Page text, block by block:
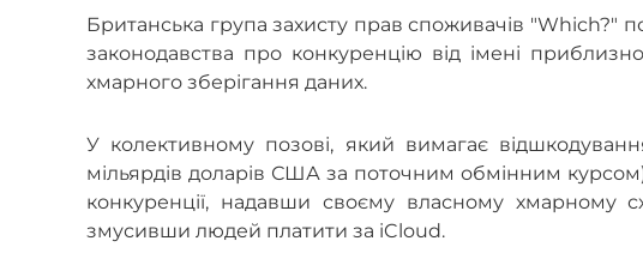
Британська група захисту прав споживачів "Which?"
законодавства про конкуренцію від імені
хмарного зберігання даних.
У колективному позові, який вимагає
мільярдів доларів США за поточним обмінним
конкуренції, надавши своєму власному
змусивши людей платити за iCloud.